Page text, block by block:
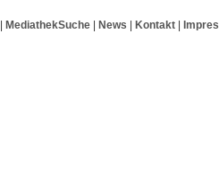
MediathekSuche| News Kontakt|